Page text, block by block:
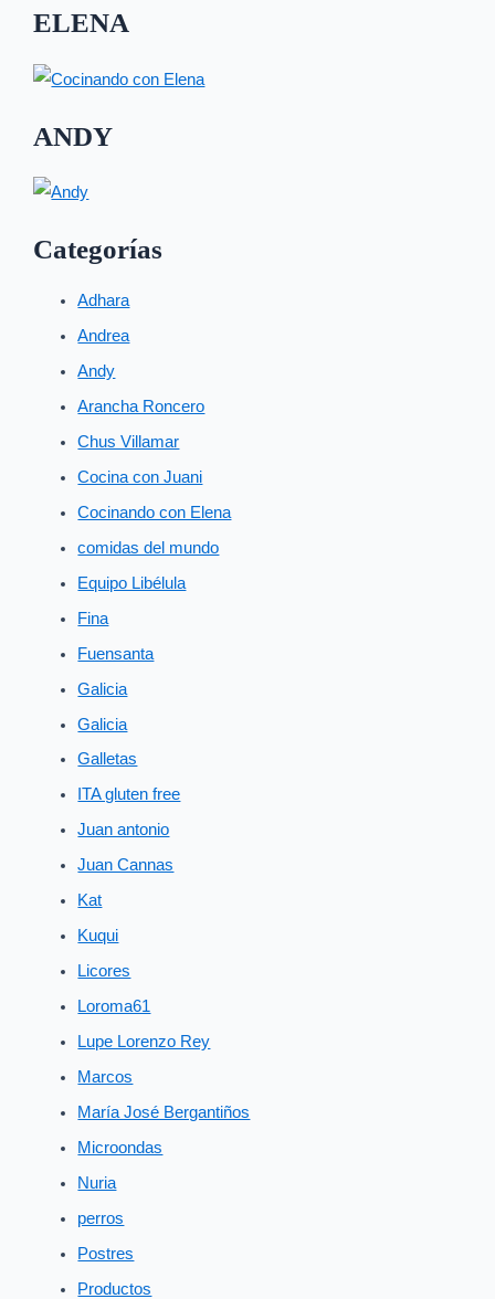
ELENA
ANDY
Categorías
Adhara
Andrea
Andy
Arancha Roncero
Chus Villamar
Cocina con Juani
Cocinando con Elena
comidas del mundo
Equipo Libélula
Fina
Fuensanta
Galicia
Galicia
Galletas
ITA gluten free
Juan antonio
Juan Cannas
Kat
Kuqui
Licores
Loroma61
Lupe Lorenzo Rey
Marcos
María José Bergantiños
Microondas
Nuria
perros
Postres
Productos